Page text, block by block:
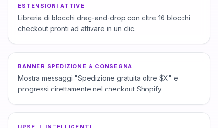
ESTENSIONI ATTIVE
Libreria di blocchi drag-and-drop con oltre 16 blocchi
checkout pronti ad attivare in un clic.
BANNER SPEDIZIONE & CONSEGNA
Mostra messaggi "Spedizione gratuita oltre $X" e
progressi direttamente nel checkout Shopify.
UPSELL INTELLIGENTI